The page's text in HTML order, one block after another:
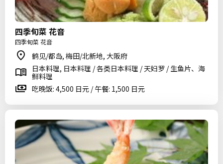
四季旬菜 花音
四季旬菜 花音
鹤见/都岛, 梅田/北新地, 大阪府
日本料理, 日本料理 / 各类日本料理 / 天妇罗 / 生鱼片、海
鲜料理
吃晚饭: 4,500 日元 / 午餐: 1,500 日元